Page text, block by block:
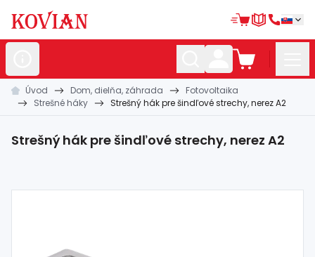
Nerezovépolotovary
Kované polotovary
Úvod Dom, dielňa, záhrada
Fotovoltaika
Strešné háky
Strešný hák pre šindľové strechy, nerez A2
Strešný hák pre šindľové strechy, nerez A2